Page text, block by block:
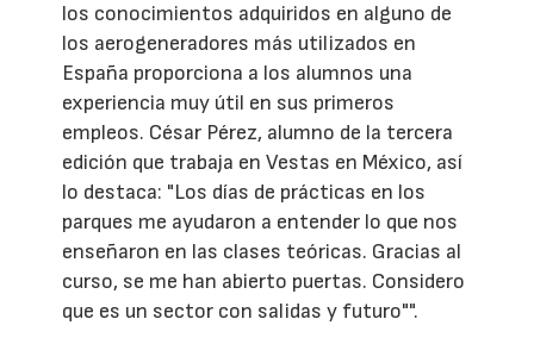
los conocimientos adquiridos en alguno de
los aerogeneradores más utilizados en
España proporciona a los alumnos una
experiencia muy útil en sus primeros
empleos. César Pérez, alumno de la tercera
edición que trabaja en Vestas en México, así
lo destaca: "Los días de prácticas en los
parques me ayudaron a entender lo que nos
enseñaron en las clases teóricas. Gracias al
curso, se me han abierto puertas. Considero
que es un sector con salidas y futuro"".